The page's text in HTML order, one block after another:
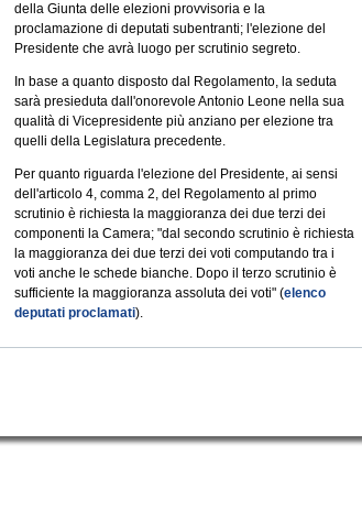
della Giunta delle elezioni provvisoria e la
proclamazione di deputati subentranti; l'elezione del
Presidente che avrà luogo per scrutinio segreto.
In base a quanto disposto dal Regolamento, la seduta
sarà presieduta dall'onorevole Antonio Leone nella sua
qualità di Vicepresidente più anziano per elezione tra
quelli della Legislatura precedente.
Per quanto riguarda l'elezione del Presidente, ai sensi
dell'articolo 4, comma 2, del Regolamento al primo
scrutinio è richiesta la maggioranza dei due terzi dei
componenti la Camera; "dal secondo scrutinio è richiesta
la maggioranza dei due terzi dei voti computando tra i
voti anche le schede bianche. Dopo il terzo scrutinio è
sufficiente la maggioranza assoluta dei voti" (elenco
deputati proclamati).